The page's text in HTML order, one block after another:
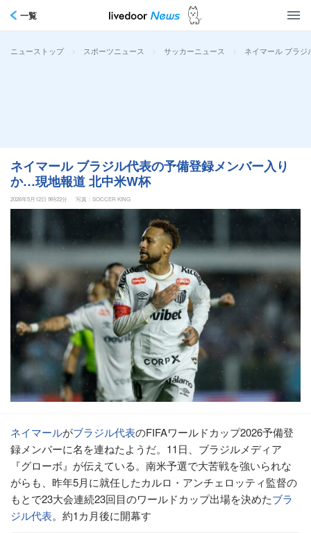
一覧
ニューストップ > スポーツニュース > サッカーニュース > ネイマール ブラ
ネイマール ブラジル代表の予備登録メンバー入り
か…現地報道 北中米W杯
2026年5月12日 9時22分 写真：SOCCER KING
ネイマールがブラジル代表のFIFAワールドカップ2026予備登
録メンバーに名を連ねたようだ。11日、ブラジルメディア
『グローボ』が伝えている。南米予選で大苦戦を強いられな
がらも、昨年5月に就任したカルロ・アンチェロッティ監督の
もとで23大会連続23回目のワールドカップ出場を決めたブラ
ジル代表。約1カ月後に開幕す